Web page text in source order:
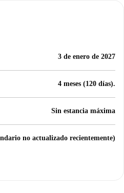
3 de enero de 2027
4 meses (120 días).
Sin estancia máxima
no actualizado recientemente)